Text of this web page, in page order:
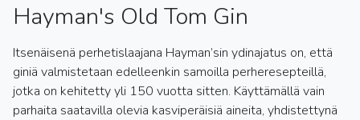
Hayman's Old Tom Gin
Itsenäisenä perhetislaajana Hayman’sin ydinajatus on, että
giniä valmistetaan edelleenkin samoilla perheresepteillä,
jotka on kehitetty yli 150 vuotta sitten. Käyttämällä vain
parhaita saatavilla olevia kasviperäisiä aineita, yhdistettynä